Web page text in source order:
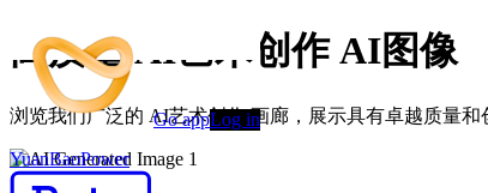
YuanBaoPower
Go appLog in
高质量 AI艺术创作 AI图像
浏览我们广泛的 AI艺术创作 画廊，展示具有卓越质量